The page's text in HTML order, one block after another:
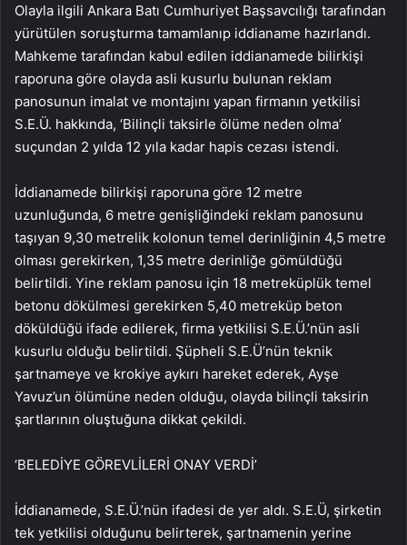
Olayla ilgili Ankara Batı Cumhuriyet Başsavcılığı tarafından
yürütülen soruşturma tamamlanıp iddianame hazırlandı.
Mahkeme tarafından kabul edilen iddianamede bilirkişi
raporuna göre olayda asli kusurlu bulunan reklam
panosunun imalat ve montajını yapan firmanın yetkilisi
S.E.Ü. hakkında, ‘Bilinçli taksirle ölüme neden olma’
suçundan 2 yılda 12 yıla kadar hapis cezası istendi.
İddianamede bilirkişi raporuna göre 12 metre
uzunluğunda, 6 metre genişliğindeki reklam panosunu
taşıyan 9,30 metrelik kolonun temel derinliğinin 4,5 metre
olması gerekirken, 1,35 metre derinliğe gömüldüğü
belirtildi. Yine reklam panosu için 18 metreküplük temel
betonu dökülmesi gerekirken 5,40 metreküp beton
döküldüğü ifade edilerek, firma yetkilisi S.E.Ü.’nün asli
kusurlu olduğu belirtildi. Şüpheli S.E.Ü’nün teknik
şartnameye ve krokiye aykırı hareket ederek, Ayşe
Yavuz’un ölümüne neden olduğu, olayda bilinçli taksirin
şartlarının oluştuğuna dikkat çekildi.
‘BELEDİYE GÖREVLİLERİ ONAY VERDİ’
İddianamede, S.E.Ü.’nün ifadesi de yer aldı. S.E.Ü, şirketin
tek yetkilisi olduğunu belirterek, şartnamenin yerine